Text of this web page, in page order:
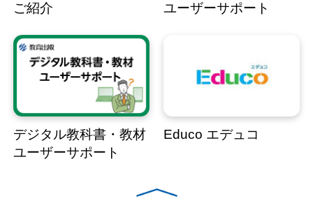
ご紹介
ユーザーサポート
デジタル教科書・教材
ユーザーサポート
Educo エデュコ